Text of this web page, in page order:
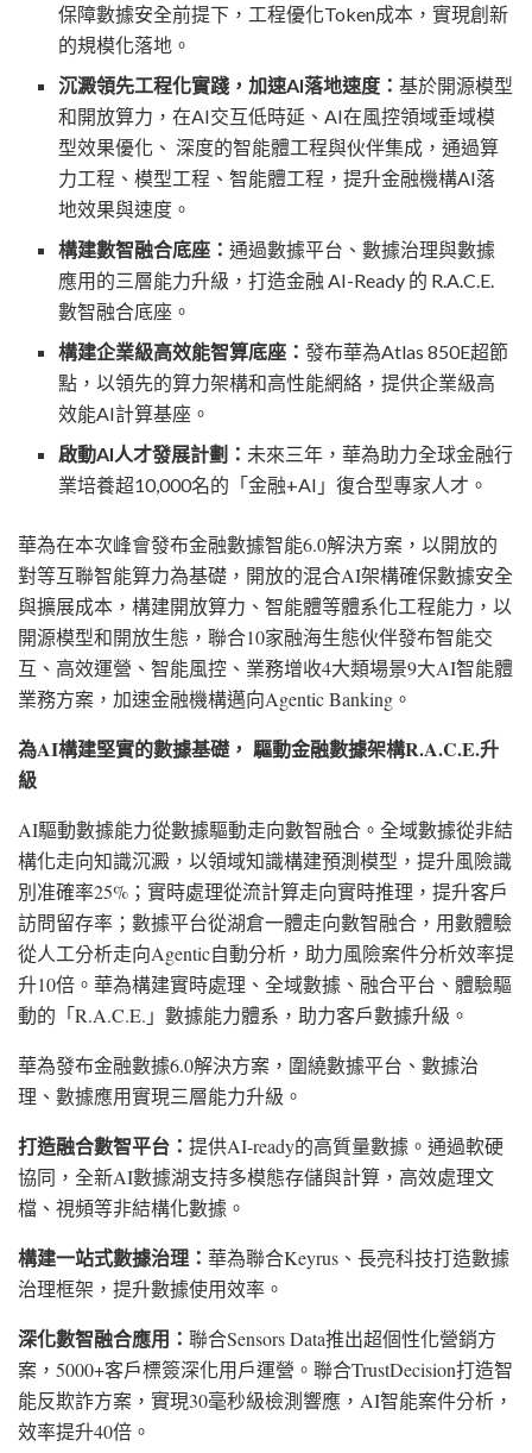
保障數據安全前提下，工程優化Token成本，實現創新
的規模化落地。
沉澱領先工程化實踐，加速AI落地速度：基於開源模型
和開放算力，在AI交互低時延、AI在風控領域垂域模
型效果優化、 深度的智能體工程與伙伴集成，通過算
力工程、模型工程、智能體工程，提升金融機構AI落
地效果與速度。
構建數智融合底座：通過數據平台、數據治理與數據
應用的三層能力升級，打造金融 AI-Ready 的 R.A.C.E.
數智融合底座。
構建企業級高效能智算底座：發布華為Atlas 850E超節
點，以領先的算力架構和高性能網絡，提供企業級高
效能AI計算基座。
啟動AI人才發展計劃： 未來三年，華為助力全球金融行
業培養超10,000名的「金融+AI」復合型專家人才。
華為在本次峰會發布金融數據智能6.0解決方案，以開放的
對等互聯智能算力為基礎，開放的混合AI架構確保數據安全
與擴展成本，構建開放算力、智能體等體系化工程能力，以
開源模型和開放生態，聯合10家融海生態伙伴發布智能交
互、高效運營、智能風控、業務增收4大類場景9大AI智能體
業務方案，加速金融機構邁向Agentic Banking。
為AI構建堅實的數據基礎， 驅動金融數據架構R.A.C.E.升
級
AI驅動數據能力從數據驅動走向數智融合。全域數據從非結
構化走向知識沉澱，以領域知識構建預測模型，提升風險識
別准確率25%；實時處理從流計算走向實時推理，提升客戶
訪問留存率；數據平台從湖倉一體走向數智融合，用數體驗
從人工分析走向Agentic自動分析，助力風險案件分析效率提
升10倍。華為構建實時處理、全域數據、融合平台、體驗驅
動的「R.A.C.E.」數據能力體系，助力客戶數據升級。
華為發布金融數據6.0解決方案，圍繞數據平台、數據治
理、數據應用實現三層能力升級。
打造融合數智平台： 提供AI-ready的高質量數據。通過軟硬
協同，全新AI數據湖支持多模態存儲與計算，高效處理文
檔、視頻等非結構化數據。
構建一站式數據治理： 華為聯合Keyrus、長亮科技打造數據
治理框架，提升數據使用效率。
深化數智融合應用： 聯合Sensors Data推出超個性化營銷方
案，5000+客戶標簽深化用戶運營。聯合TrustDecision打造智
能反欺詐方案，實現30毫秒級檢測響應，AI智能案件分析，
效率提升40倍。